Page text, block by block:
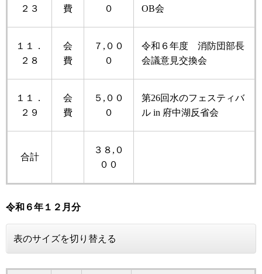
２３
費
０
OB会
１１．
２８
会
費
７,００
０
令和６年度 消防団部長
会議意見交換会
１１．
２９
会
費
５,００
０
第26回水のフェスティバ
ル in 府中湖反省会
合計
３８,０
００
令和６年 １２月分
表のサイズを切り替える